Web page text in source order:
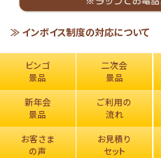
≫ インボイス制度の対応について
ビンゴ
景品
二次会
景品
新年会
景品
ご利用の
流れ
お客さま
の声
お見積り
セット